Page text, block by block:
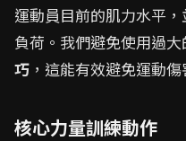
運動員目前的肌力水平
負荷。我們避免使用過
巧 ，這能有效避免運動
核心力量訓練動作